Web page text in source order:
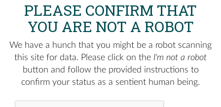
PLEASE CONFIRM THAT
YOU ARE NOT A ROBOT
We have a hunch that you might be a robot scanning
this site for data. Please click on the I'm not a robot
button and follow the provided instructions to
confirm your status as a sentient human being.